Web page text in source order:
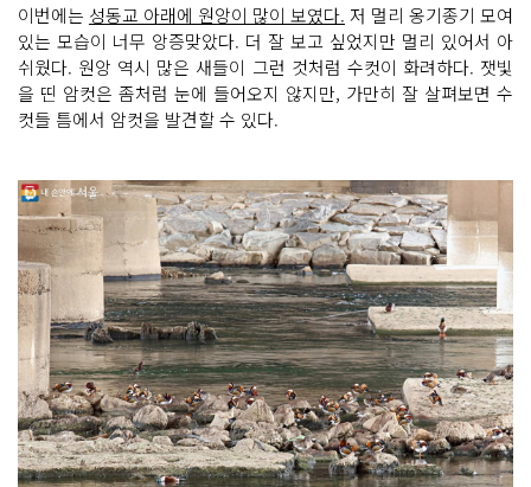
이번에는 성동교 아래에 원앙이 많이 보였다. 저 멀리 옹기종기 모여
있는 모습이 너무 앙증맞았다. 더 잘 보고 싶었지만 멀리 있어서 아
쉬웠다. 원앙 역시 많은 새들이 그런 것처럼 수컷이 화려하다. 잿빛
을 띤 암컷은 좀처럼 눈에 들어오지 않지만, 가만히 잘 살펴보면 수
컷들 틈에서 암컷을 발견할 수 있다.